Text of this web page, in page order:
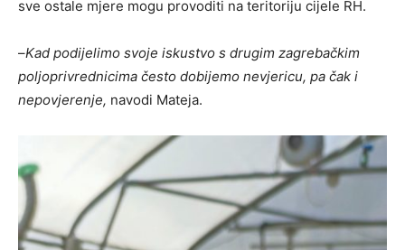
sve ostale mjere mogu provoditi na teritoriju cijele RH.
–Kad podijelimo svoje iskustvo s drugim zagrebačkim
poljoprivrednicima često dobijemo nevjericu, pa čak i
nepovjerenje, navodi Mateja.